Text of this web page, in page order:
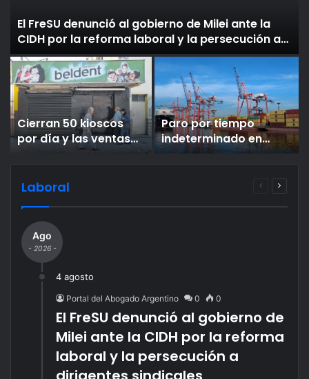
El FreSU denunció al gobierno de Milei ante la
CIDH por la reforma laboral y la persecución a
dirigentes sindicales
Cierran 50 kioscos
por día y las ventas
se desplomaron en el
a las figuritas
Paro por tiempo
indeterminado en
todos los puertos de
tanto gremios como
Laboral
PáginaPágina
Ago
- 2026 -
4 agosto
Portal del Abogado Argentino 0 0
El FreSU denunció al gobierno de
Milei ante la CIDH por la reforma
laboral y la persecución a